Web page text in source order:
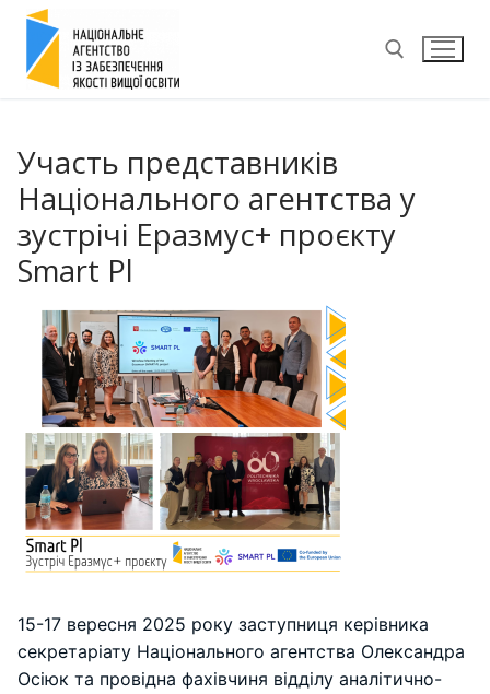
Перейти
вмісту
Участь представників
Національного агентства у
зустрічі Еразмус+ проєкту
Smart Pl
15-17 вересня 2025 року заступниця керівника
секретаріату Національного агентства Олександра
Осіюк та провідна фахівчиня відділу аналітично-